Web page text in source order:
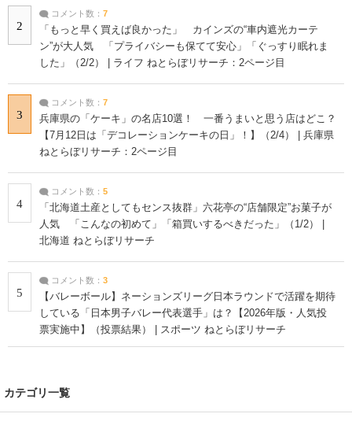
2
コメント数： 7
「もっと早く買えば良かった」 カインズの“車内遮光カーテ
ン”が大人気 「プライバシーも保てて安心」「ぐっすり眠れま
した」（2/2） | ライフ ねとらぼリサーチ：2ページ目
3
コメント数： 7
兵庫県の「ケーキ」の名店10選！ 一番うまいと思う店はどこ？
【7月12日は「デコレーションケーキの日」！】（2/4） | 兵庫県
ねとらぼリサーチ：2ページ目
4
コメント数： 5
「北海道土産としてもセンス抜群」六花亭の“店舗限定”お菓子が
人気 「こんなの初めて」「箱買いするべきだった」（1/2） |
北海道 ねとらぼリサーチ
5
コメント数： 3
【バレーボール】ネーションズリーグ日本ラウンドで活躍を期待
している「日本男子バレー代表選手」は？【2026年版・人気投
票実施中】（投票結果） | スポーツ ねとらぼリサーチ
カテゴリ一覧